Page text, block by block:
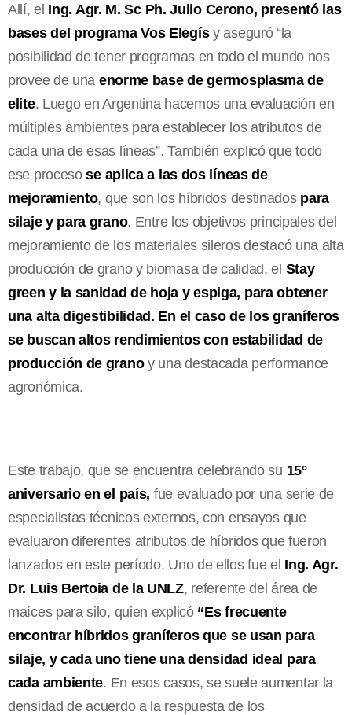
Allí, el Ing. Agr. M. Sc Ph. Julio Cerono, presentó las
bases del programa Vos Elegísy aseguró “la
posibilidad de tener programas en todo el mundo nos
provee de una enorme base de germosplasma de
elite. Luego en Argentina hacemos una evaluación en
múltiples ambientes para establecer los atributos de
cada una de esas líneas”. También explicó que todo
ese procesose aplica a las dos líneas de
mejoramiento, que son los híbridos destinados para
silaje y para grano. Entre los objetivos principales del
mejoramiento de los materiales sileros destacó una alta
producción de grano y biomasa de calidad, el Stay
green y la sanidad de hoja y espiga, para obtener
una alta digestibilidad. En el caso de los graníferos
se buscan altos rendimientos con estabilidad de
producción de granoy una destacada performance
agronómica.
Este trabajo, que se encuentra celebrando su 15°
aniversario en el país, fue evaluado por una serie de
especialistas técnicos externos, con ensayos que
evaluaron diferentes atributos de híbridos que fueron
lanzados en este período. Uno de ellos fue el Ing. Agr.
Dr. Luis Bertoia de la UNLZ, referente del área de
maíces para silo, quien explicó “Es frecuente
encontrar híbridos graníferos que se usan para
silaje, y cada uno tiene una densidad ideal para
cada ambiente. En esos casos, se suele aumentar la
densidad de acuerdo a la respuesta de los